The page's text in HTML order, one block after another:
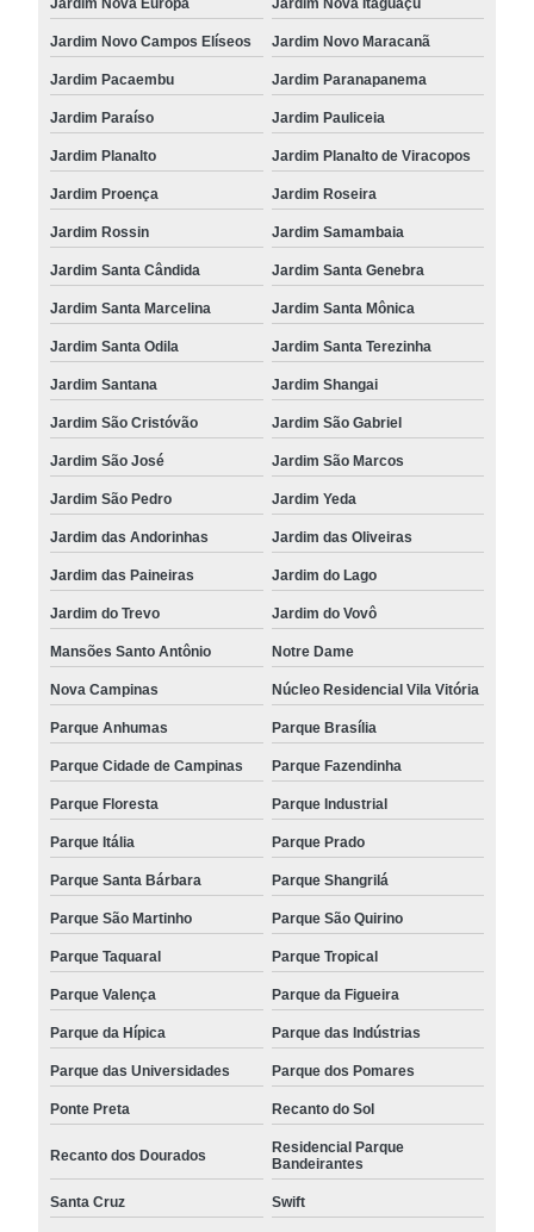
Jardim Novo Campos Elíseos Jardim Novo Maracanã
Jardim Pacaembu Jardim Paranapanema
Jardim Paraíso Jardim Pauliceia
Jardim Planalto Jardim Planalto de Viracopos
Jardim Proença Jardim Roseira
Jardim Rossin Jardim Samambaia
Jardim Santa Cândida Jardim Santa Genebra
Jardim Santa Marcelina Jardim Santa Mônica
Jardim Santa Odila Jardim Santa Terezinha
Jardim Santana Jardim Shangai
Jardim São Cristóvão Jardim São Gabriel
Jardim São José Jardim São Marcos
Jardim São Pedro Jardim Yeda
Jardim das Andorinhas Jardim das Oliveiras
Jardim das Paineiras Jardim do Lago
Jardim do Trevo Jardim do Vovô
Mansões Santo Antônio Notre Dame
Nova Campinas Núcleo Residencial Vila Vitória
Parque Anhumas Parque Brasília
Parque Cidade de Campinas Parque Fazendinha
Parque Floresta Parque Industrial
Parque Itália Parque Prado
Parque Santa Bárbara Parque Shangrilá
Parque São Martinho Parque São Quirino
Parque Taquaral Parque Tropical
Parque Valença Parque da Figueira
Parque da Hípica Parque das Indústrias
Parque das Universidades Parque dos Pomares
Ponte Preta Recanto do Sol
Recanto dos Dourados
Residencial Parque
Bandeirantes
Santa Cruz Swift